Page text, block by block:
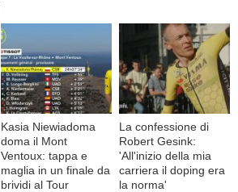
Kasia Niewiadoma
doma il Mont
Ventoux: tappa e
maglia in un finale da
brividi al Tour
La confessione di
Robert Gesink:
'All'inizio della mia
carriera il doping era
la norma'